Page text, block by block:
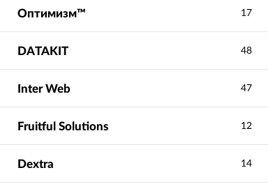
Оптимизм™ 17
DATAKIT 48
Inter Web 47
Fruitful Solutions 12
Dextra 14